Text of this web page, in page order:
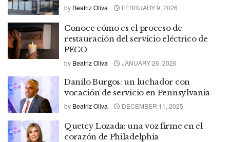
by Beatriz Oliva FEBRUARY 9, 2026
Conoce cómo es el proceso de
restauración del servicio eléctrico de
PECO
by Beatriz Oliva JANUARY 26, 2026
Danilo Burgos: un luchador con
vocación de servicio en Pennsylvania
by Beatriz Oliva DECEMBER 11, 2025
Quetcy Lozada: una voz firme en el
corazón de Philadelphia